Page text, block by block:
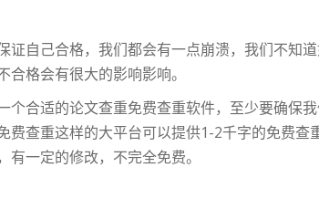
自己合格，我们都会有一点崩溃，我们不知
格会有很大的影响影响。
合适的论文查重免费查重软件，至少要确保
费查重这样的大平台可以提供1-2千字的免费
一定的修改，不完全免费。